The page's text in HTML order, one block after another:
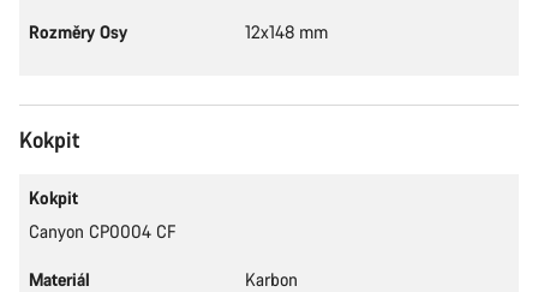
Rozměry Osy 12x148 mm
Kokpit
Kokpit
Canyon CP0004 CF
Materiál Karbon